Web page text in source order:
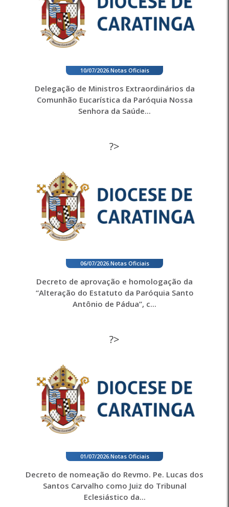
10/07/2026. Notas Oficiais
Delegação de Ministros Extraordinários da
Comunhão Eucarística da Paróquia Nossa
Senhora da Saúde...
?>
06/07/2026. Notas Oficiais
Decreto de aprovação e homologação da
“Alteração do Estatuto da Paróquia Santo
Antônio de Pádua”, c...
?>
01/07/2026. Notas Oficiais
Decreto de nomeação do Revmo. Pe. Lucas dos
Santos Carvalho como Juiz do Tribunal
Eclesiástico da...